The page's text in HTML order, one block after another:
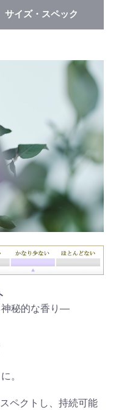
サイズ・スペック
秘的な香り―
。
ペクトし、持続可能